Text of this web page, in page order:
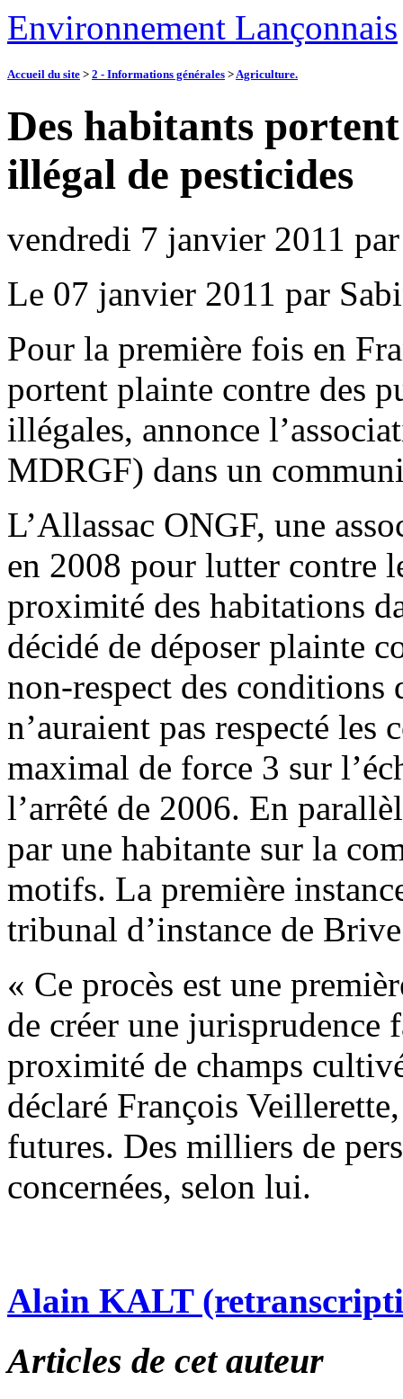
Environnement Lançonnais
Accueil du site > 2 - Informations générales >Agriculture.
Des habitants
illégal de pesticides
vendredi 7 janvier 2011
Le 07 janvier 2011 par
Pour la première fois en
portent plainte contre des
illégales, annonce
MDRGF) dans un
L’Allassac ONGF, une
en 2008 pour lutter contre
proximité des habitations
décidé de déposer plainte
non-respect des conditions
n’auraient pas respecté
maximal de force 3 sur
l’arrêté de 2006. En
par une habitante sur la
motifs. La première
tribunal d’instance de
« Ce procès est une
de créer une
proximité de champs
déclaré François
futures. Des milliers de
concernées, selon lui.
Alain KALT
Articles de cet auteur